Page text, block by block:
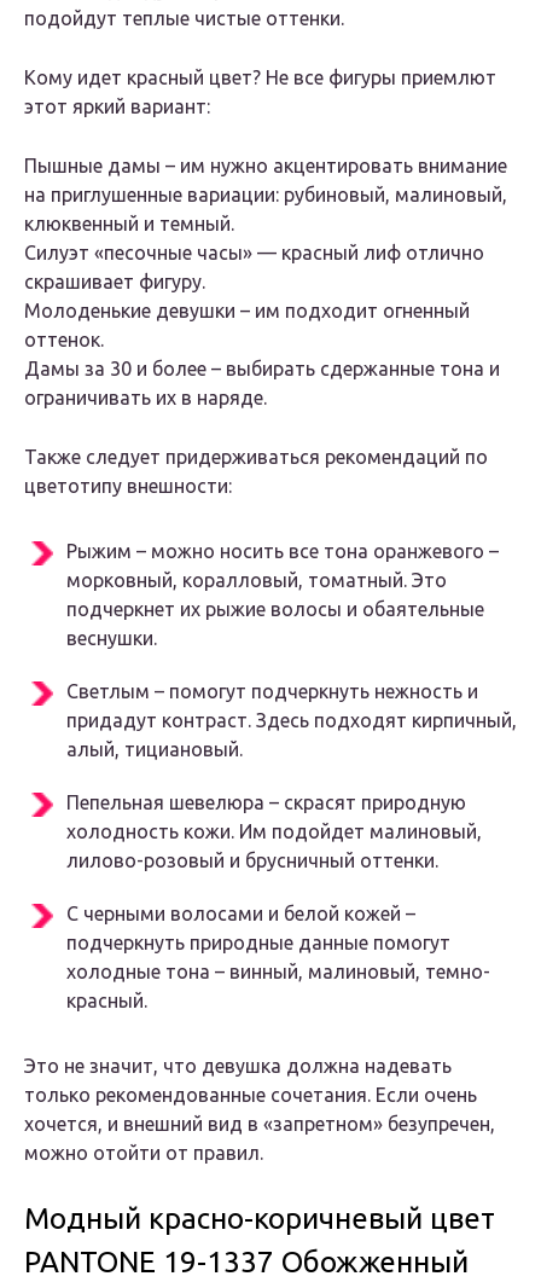
подойдут теплые чистые оттенки.
Кому идет красный цвет? Не все фигуры приемлют
этот яркий вариант:
Пышные дамы – им нужно акцентировать внимание
на приглушенные вариации: рубиновый, малиновый,
клюквенный и темный.
Силуэт «песочные часы» — красный лиф отлично
скрашивает фигуру.
Молоденькие девушки – им подходит огненный
оттенок.
Дамы за 30 и более – выбирать сдержанные тона и
ограничивать их в наряде.
Также следует придерживаться рекомендаций по
цветотипу внешности:
Рыжим – можно носить все тона оранжевого –
морковный, коралловый, томатный. Это
подчеркнет их рыжие волосы и обаятельные
веснушки.
Светлым – помогут подчеркнуть нежность и
придадут контраст. Здесь подходят кирпичный,
алый, тициановый.
Пепельная шевелюра – скрасят природную
холодность кожи. Им подойдет малиновый,
лилово-розовый и брусничный оттенки.
С черными волосами и белой кожей –
подчеркнуть природные данные помогут
холодные тона – винный, малиновый, темно-
красный.
Это не значит, что девушка должна надевать
только рекомендованные сочетания. Если очень
хочется, и внешний вид в «запретном» безупречен,
можно отойти от правил.
Модный красно-коричневый цвет
PANTONE 19-1337 Обожженный